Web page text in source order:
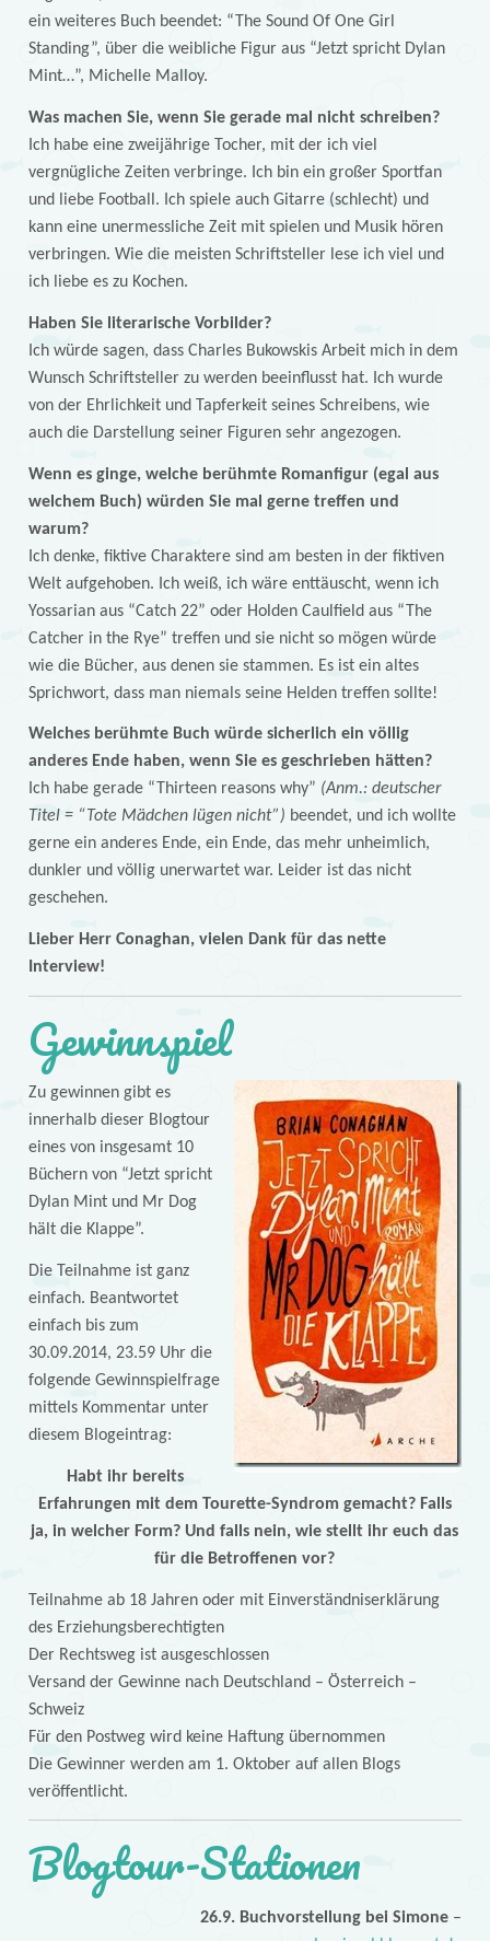
ein weiteres Buch beendet: “The Sound Of One Girl
Standing”, über die weibliche Figur aus “Jetzt spricht Dylan
Mint…”, Michelle Malloy.
Was machen Sie, wenn Sie gerade mal nicht schreiben?
Ich habe eine zweijährige Tocher, mit der ich viel
vergnügliche Zeiten verbringe. Ich bin ein großer Sportfan
und liebe Football. Ich spiele auch Gitarre (schlecht) und
kann eine unermessliche Zeit mit spielen und Musik hören
verbringen. Wie die meisten Schriftsteller lese ich viel und
ich liebe es zu Kochen.
Haben Sie literarische Vorbilder?
Ich würde sagen, dass Charles Bukowskis Arbeit mich in dem
Wunsch Schriftsteller zu werden beeinflusst hat. Ich wurde
von der Ehrlichkeit und Tapferkeit seines Schreibens, wie
auch die Darstellung seiner Figuren sehr angezogen.
Wenn es ginge, welche berühmte Romanfigur (egal aus
welchem Buch) würden Sie mal gerne treffen und
warum?
Ich denke, fiktive Charaktere sind am besten in der fiktiven
Welt aufgehoben. Ich weiß, ich wäre enttäuscht, wenn ich
Yossarian aus “Catch 22” oder Holden Caulfield aus “The
Catcher in the Rye” treffen und sie nicht so mögen würde
wie die Bücher, aus denen sie stammen. Es ist ein altes
Sprichwort, dass man niemals seine Helden treffen sollte!
Welches berühmte Buch würde sicherlich ein völlig
anderes Ende haben, wenn Sie es geschrieben hätten?
Ich habe gerade “Thirteen reasons why” (Anm.: deutscher
Titel = “Tote Mädchen lügen nicht”) beendet, und ich wollte
gerne ein anderes Ende, ein Ende, das mehr unheimlich,
dunkler und völlig unerwartet war. Leider ist das nicht
geschehen.
Lieber Herr Conaghan, vielen Dank für das nette
Interview!
Gewinnspiel
Zu gewinnen gibt es
innerhalb dieser Blogtour
eines von insgesamt 10
Büchern von “Jetzt spricht
Dylan Mint und Mr Dog
hält die Klappe”.
Die Teilnahme ist ganz
einfach. Beantwortet
einfach bis zum
30.09.2014, 23.59 Uhr die
folgende Gewinnspielfrage
mittels Kommentar unter
diesem Blogeintrag:
Habt ihr bereits
Erfahrungen mit dem Tourette-Syndrom gemacht? Falls
ja, in welcher Form? Und falls nein, wie stellt ihr euch das
für die Betroffenen vor?
Teilnahme ab 18 Jahren oder mit Einverständniserklärung
des Erziehungsberechtigten
Der Rechtsweg ist ausgeschlossen
Versand der Gewinne nach Deutschland – Österreich –
Schweiz
Für den Postweg wird keine Haftung übernommen
Die Gewinner werden am 1. Oktober auf allen Blogs
veröffentlicht.
Blogtour-Stationen
26.9. Buchvorstellung bei Simone –